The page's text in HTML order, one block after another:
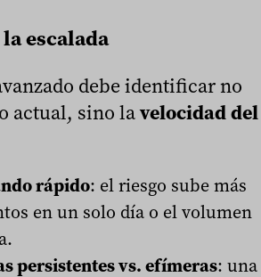
escalada
debe identificar no
actual, sino lavelocidad del
rápido: el riesgo sube más
en un solo día o el volumen
persistentes vs. efímeras: una